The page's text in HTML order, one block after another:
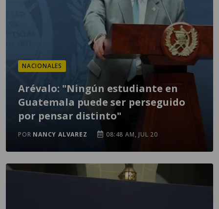
NACIONALES
Arévalo: "Ningún estudiante en
Guatemala puede ser perseguido
por pensar distinto"
POR NANCY ALVAREZ 08:48 AM, JUL 20